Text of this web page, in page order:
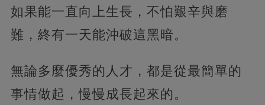
如果能一直向上生長，不怕艱辛與磨
難，終有一天能沖破這黑暗。
無論多麼優秀的人才，都是從最簡單的
事情做起，慢慢成長起來的。